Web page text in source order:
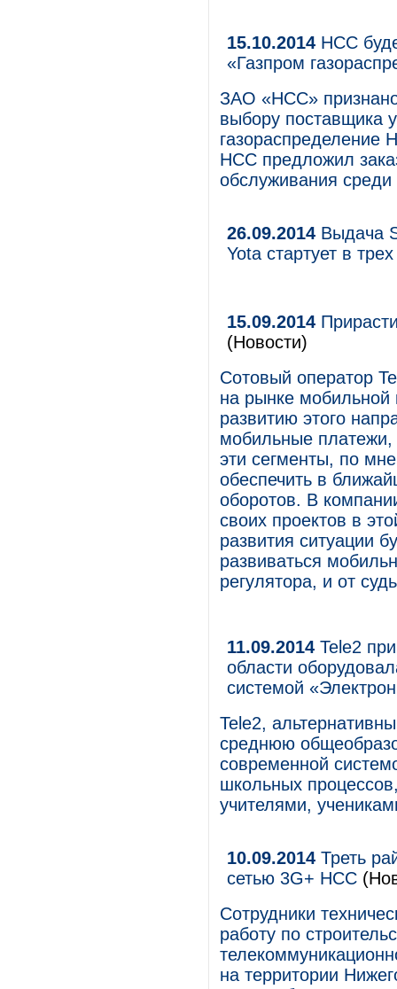
15.10.2014 НСС
«Газпром
ЗАО «НСС» признано
выбору поставщика
газораспределение
НСС предложил
обслуживания среди
26.09.2014 Выдача
Yota стартует в
15.09.2014
(Новости)
Сотовый оператор
на рынке мобильной
развитию этого
мобильные
эти сегменты, по
обеспечить в
оборотов. В
своих проектов в
развития ситуации
развиваться
регулятора, и от
11.09.2014 Tele2
области
системой
Tele2,
среднюю
современной
школьных
учителями,
10.09.2014 Треть
сетью 3G+ НСС
Сотрудники
работу по
на территории